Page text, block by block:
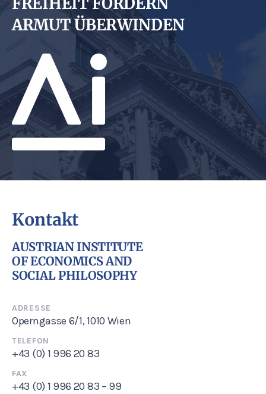
ARMUT ÜBERWINDEN
Kontakt
AUSTRIAN INSTITUTE
OF ECONOMICS AND
SOCIAL PHILOSOPHY
ADRESSE
Operngasse 6/1, 1010 Wien
TELEFON
+43 (0) 1 996 20 83
FAX
+43 (0) 1 996 20 83 – 99